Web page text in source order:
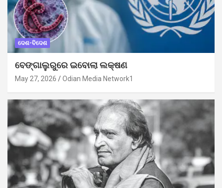
ଦେଶ-ବିଦେଶ
ବେଙ୍ଗାଲୁରୁରେ ଇବୋଲା ଲକ୍ଷଣ
May 27, 2026 Odian Media Network1